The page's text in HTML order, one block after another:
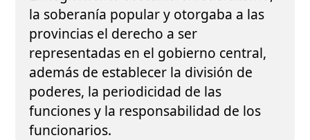
la soberanía popular y otorgaba a las
provincias el derecho a ser
representadas en el gobierno central,
además de establecer la división de
poderes, la periodicidad de las
funciones y la responsabilidad de los
funcionarios.